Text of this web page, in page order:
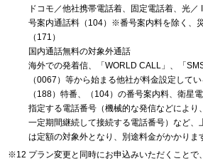
ドコモ／他社携帯電話着、固定電話着、光
号案内通話料（104）※番号案内料を除く、
（171）
国内通話無料の対象外通話
海外での発着信、「WORLD CALL」、「
（0067）等から始まる他社が料金設定してい
（188）特番、（104）の番号案内料、衛星
指定する電話番号（機械的な発信などにより
一定期間継続して接続する電話番号）など、
は定額の対象外となり、別途料金がかかりま
プラン変更と同時にお申込みいただくことで